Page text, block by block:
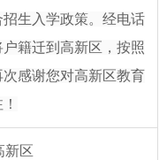
生入学政策。经电话
籍迁到高新区，按照
感谢您对高新区教育
新区